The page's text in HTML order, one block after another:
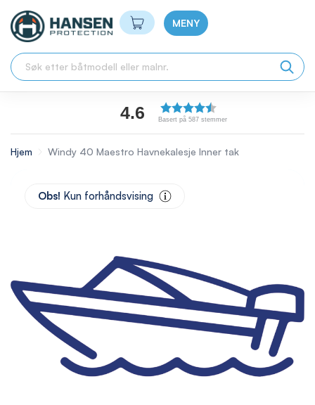
Min handlekurv
MENY
4.6 Basert på 587 stemmer
Hjem Windy 40 Maestro Havnekalesje Inner tak
Obs! Kun forhåndsvising